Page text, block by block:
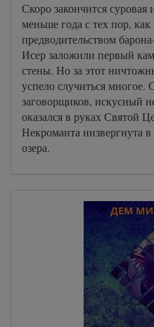
Скоро закончится
меньше года с тех пор,
предводительством
Исер заложили первый
стены. Но за этот
успело случиться многое.
заговорщиков, искусный
оказался в руках Святой
Некроманта низвергнута
озера.